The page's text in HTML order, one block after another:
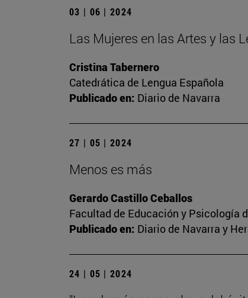
03 | 06 | 2024
Las Mujeres en las Artes y las
Cristina Tabernero
Catedrática de Lengua Española
Publicado en: Diario de Navarra
27 | 05 | 2024
Menos es más
Gerardo Castillo Ceballos
Facultad de Educación y Psicología
Publicado en: Diario de Navarra y
24 | 05 | 2024